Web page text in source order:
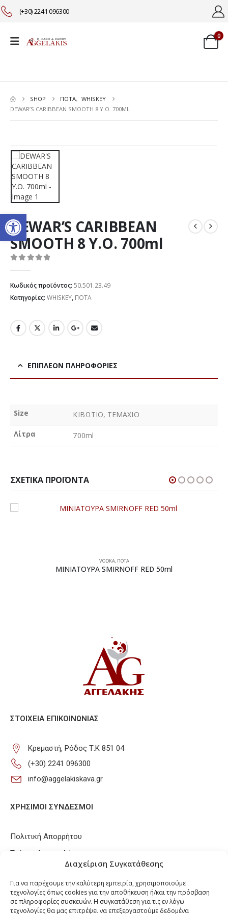
Ανοίξτε τη γραμμή
Διαχείριση Συγκατάθεσης
Για να παρέχουμε την καλύτερη εμπειρία, χρησιμοποιούμε
τεχνολογίες όπως cookies για την αποθήκευση ή/και την πρόσβαση
σε πληροφορίες συσκευών. Η συγκατάθεση για τις εν λόγω
τεχνολογίες θα μας επιτρέψει να επεξεργαστούμε δεδομένα
(+30) 2241 096300
0
SHOP ΠΟΤΑ,
WHISKEY
DEWAR’S CARIBBEAN SMOOTH 8 Y.O. 700ML
DEWAR’S CARIBBEAN
SMOOTH 8 Y.O. 700ml
Κωδικός προϊόντος: 50.501.23.49
Κατηγορίες: WHISKEY, ΠΟΤΑ
ΕΠΙΠΛΈΟΝ ΠΛΗΡΟΦΟΡΊΕΣ
Size
ΚΙΒΩΤΙΟ, ΤΕΜΑΧΙΟ
Λίτρα
700ml
ΣΧΕΤΙΚΆ ΠΡΟΪΌΝΤΑ
VODKA, ΠΟΤΑ
ΜΙΝΙΑΤΟΥΡΑ SMIRNOFF RED 50ml
ΣΤΟΙΧΕΊΑ ΕΠΙΚΟΙΝΩΝΊΑΣ
Κρεμαστή, Ρόδος Τ.Κ 851 04
(+30) 2241 096300
info@aggelakiskava.gr
ΧΡΗΣΙΜΟΙ ΣΥΝΔΕΣΜΟΙ
Πολιτική Απορρήτου
Τρόποι Αποστολής
Πολιτική Επιστροφών / Ακυρώσεων
Πολιτική Cookies